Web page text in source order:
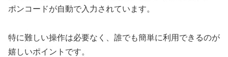
ポンコードが自動で入力されています。
特に難しい操作は必要なく、誰でも簡単に利用できるのが
嬉しいポイントです。